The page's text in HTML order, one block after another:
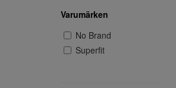
Varumärken
No Brand
Superfit